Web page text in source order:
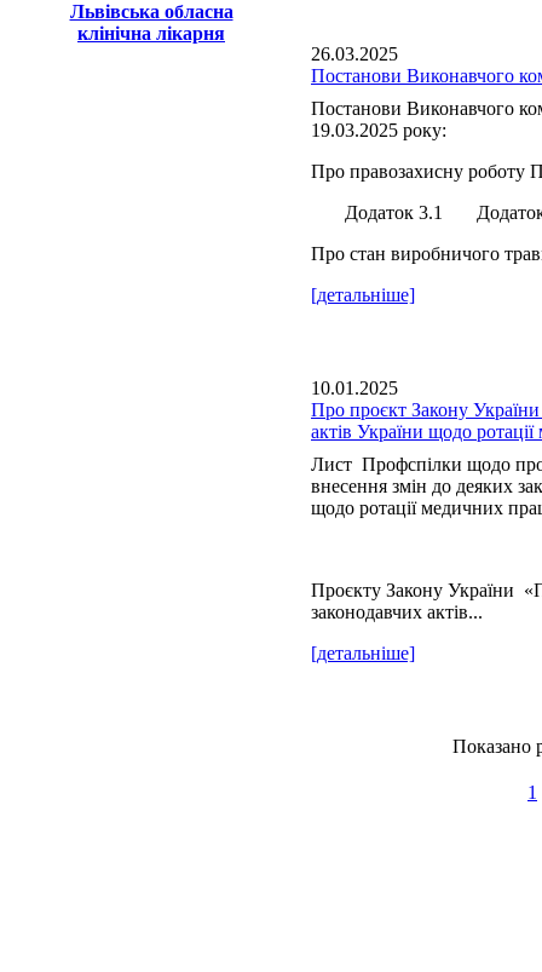
Львівська обласна
клінічна лікарня
26.03.2025
Постанови Виконавчого
Постанови Виконавчого
19.03.2025 року:
Про правозахисну роботу
Додаток 3.1 Додаток
Про стан виробничого
[детальніше]
10.01.2025
Про проєкт Закону
актів України щодо
Лист Профспілки щодо
внесення змін до деяких
щодо ротації медичних
Проєкту Закону України
законодавчих актів...
[детальніше]
Показано
1